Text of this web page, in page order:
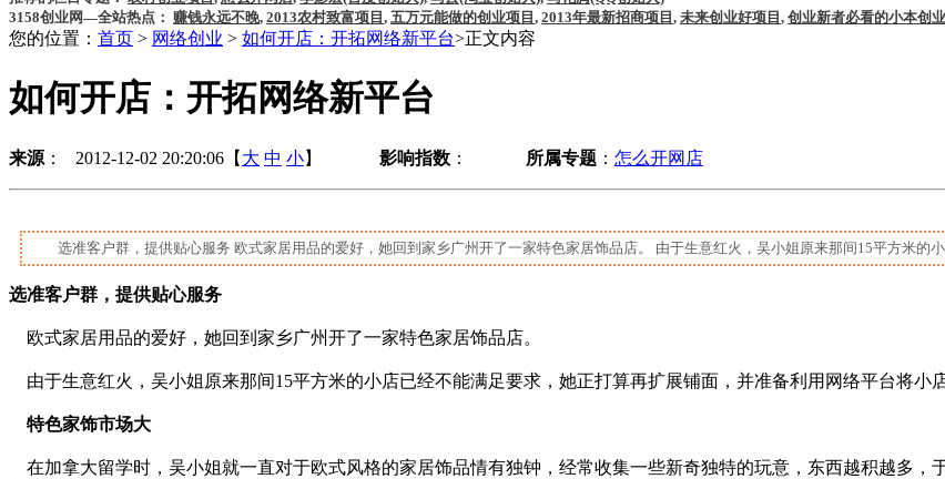
3158创业网—全站热点： 赚钱永远不晚, 2013农村致富项目 , 五万元能做的创业项目 , 2013年最新招商项目 , 未来创业好项目 , 创业新者必看的小本创
您的位置： 首页 > 网络创业 > 如何开店：开拓网络新平台>正文内容
如何开店：开拓网络新平台
来源 ： 2012-12-02 20:20:06【 大 中 小】 影响指数 ： 所属专题 ： 怎么开网店
选准客户群，提供贴心服务 欧式家居用品的爱好，她回到家乡广州开了一家特色家居饰品店。 由于生意红火，吴小姐原来那间15平方米的
选准客户群，提供贴心服务
欧式家居用品的爱好，她回到家乡广州开了一家特色家居饰品店。
由于生意红火，吴小姐原来那间15平方米的小店已经不能满足要求，她正打算再扩展铺面，并准备利用网络平台将小
特色家饰市场大
在加拿大留学时，吴小姐就一直对于欧式风格的家居饰品情有独钟，经常收集一些新奇独特的玩意，东西越积越多，